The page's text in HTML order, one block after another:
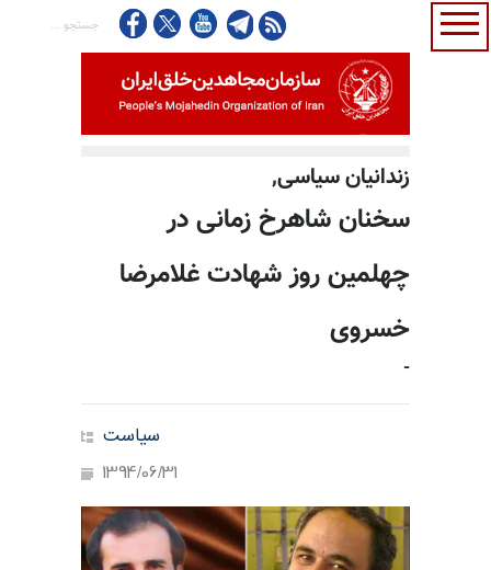
زندانیان سیاسی,
سخنان شاهرخ زمانی در
چهلمین روز شهادت غلامرضا
خسروی
-
سیاست
1394/06/31